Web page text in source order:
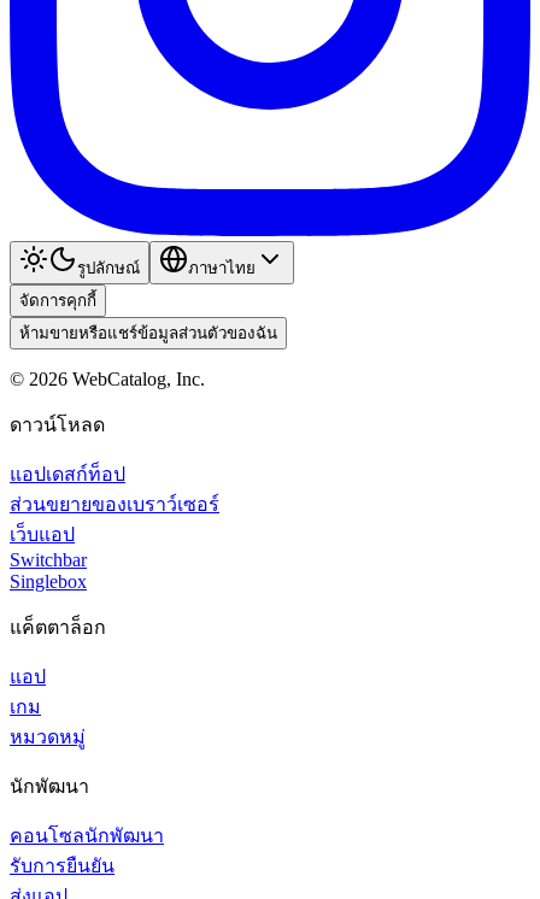
รูปลักษณ์
ภาษาไทย
จัดการคุกกี้
ห้ามขายหรือแชร์ข้อมูลส่วนตัวของฉัน
© 2026 WebCatalog, Inc.
ดาวน์โหลด
แอปเดสก์ท็อป
ส่วนขยายของเบราว์เซอร์
เว็บแอป
Switchbar
Singlebox
แค็ตตาล็อก
แอป
เกม
หมวดหมู่
นักพัฒนา
คอนโซลนักพัฒนา
รับการยืนยัน